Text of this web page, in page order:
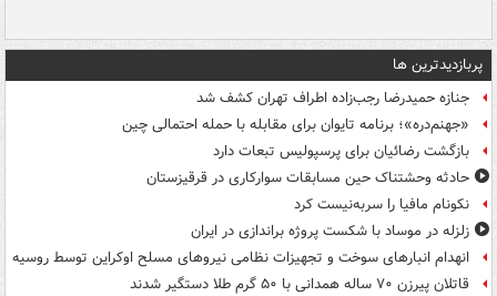
پربازدیدترین ها
جنازه حمیدرضا رجب‌زاده اطراف تهران کشف شد
«جهنم‌دره»؛ برنامه تایوان برای مقابله با حمله احتمالی چین
بازگشت رضائیان برای پرسپولیس تبعات دارد
حادثه وحشتناک حین مسابقات سوارکاری در قرقیزستان
نکونام مافیا را سربه‌نیست کرد
زلزله در موساد با شکست پروژه براندازی در ایران
انهدام انبارهای سوخت و تجهیزات نظامی نیروهای مسلح اوکراین توسط روسیه
قاتلان پیرزن ۷۰ ساله همدانی با ۵۰ گرم طلا دستگیر شدند